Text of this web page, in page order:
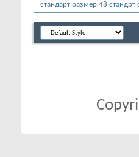
стандарт размер 48 стандрт